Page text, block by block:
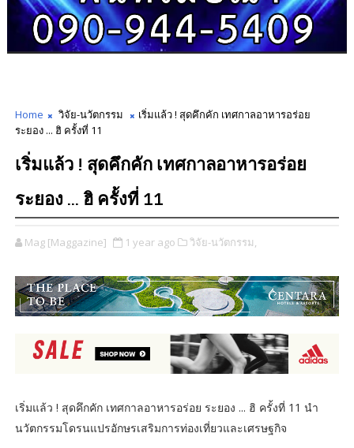
Home วิจัย-นวัตกรรม
เริ่มแล้ว ! สุดคึกคัก เทศกาลอาหารอร่อย
ระยอง ... ฮิ ครั้งที่ 11
เริ่มแล้ว ! สุดคึกคัก เทศกาลอาหารอร่อย
ระยอง ... ฮิ ครั้งที่ 11
Mag [Maggazine] 1 year ago วิจัย-นวัตกรรม,
เริ่มแล้ว ! สุดคึกคัก เทศกาลอาหารอร่อย ระยอง ... ฮิ ครั้งที่ 11 นำ
นวัตกรรมโดรนแปรอักษรเสริมการท่องเที่ยวและเศรษฐกิจ